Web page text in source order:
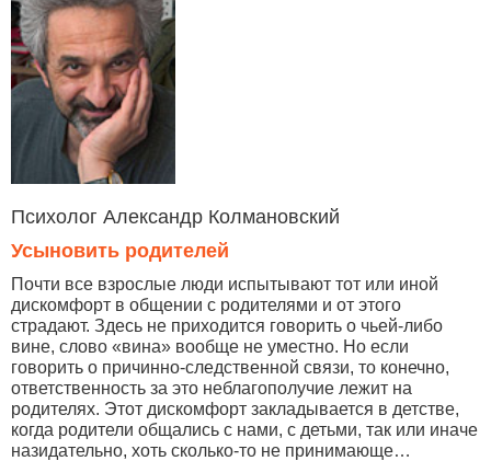
Психолог Александр Колмановский
Усыновить родителей
Почти все взрослые люди испытывают тот или иной
дискомфорт в общении с родителями и от этого
страдают. Здесь не приходится говорить о чьей-либо
вине, слово «вина» вообще не уместно. Но если
говорить о причинно-следственной связи, то конечно,
ответственность за это неблагополучие лежит на
родителях. Этот дискомфорт закладывается в детстве,
когда родители общались с нами, с детьми, так или иначе
назидательно, хоть сколько-то не принимающе…